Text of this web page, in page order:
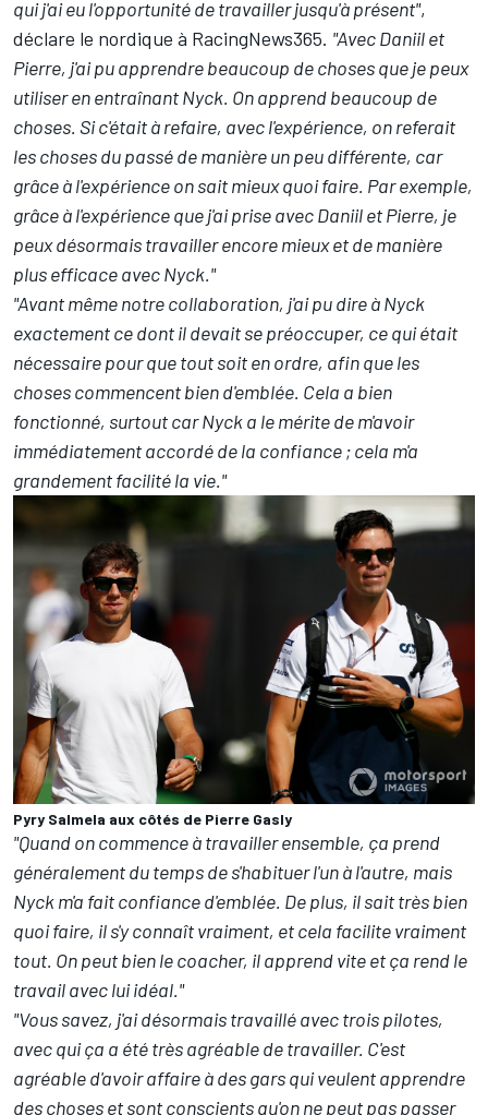
qui j'ai eu l'opportunité de travailler jusqu'à présent",
déclare le nordique à RacingNews365. "Avec Daniil et
Pierre, j'ai pu apprendre beaucoup de choses que je peux
utiliser en entraînant Nyck. On apprend beaucoup de
choses. Si c'était à refaire, avec l'expérience, on referait
les choses du passé de manière un peu différente, car
grâce à l'expérience on sait mieux quoi faire. Par exemple,
grâce à l'expérience que j'ai prise avec Daniil et Pierre, je
peux désormais travailler encore mieux et de manière
plus efficace avec Nyck."
"Avant même notre collaboration, j'ai pu dire à Nyck
exactement ce dont il devait se préoccuper, ce qui était
nécessaire pour que tout soit en ordre, afin que les
choses commencent bien d'emblée. Cela a bien
fonctionné, surtout car Nyck a le mérite de m'avoir
immédiatement accordé de la confiance ; cela m'a
grandement facilité la vie."
Pyry Salmela aux côtés de Pierre Gasly
"Quand on commence à travailler ensemble, ça prend
généralement du temps de s'habituer l'un à l'autre, mais
Nyck m'a fait confiance d'emblée. De plus, il sait très bien
quoi faire, il s'y connaît vraiment, et cela facilite vraiment
tout. On peut bien le coacher, il apprend vite et ça rend le
travail avec lui idéal."
"Vous savez, j'ai désormais travaillé avec trois pilotes,
avec qui ça a été très agréable de travailler. C'est
agréable d'avoir affaire à des gars qui veulent apprendre
des choses et sont conscients qu'on ne peut pas passer